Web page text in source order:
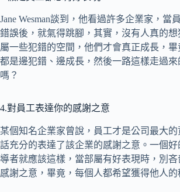
Jane Wesman談到，他看過許多企業家，當
錯誤後，就氣得跳腳，其實，沒有人真的想
屬一些犯錯的空間，他們才會真正成長，畢
都是邊犯錯、邊成長，然後一路這樣走過來
嗎？
4.對員工表達你的感謝之意
某個知名企業家曾說，員工才是公司最大的
話充分的表達了該企業的感謝之意。一個好
導者就應該這樣，當部屬有好表現時，別吝
感謝之意，畢竟，每個人都希望獲得他人的